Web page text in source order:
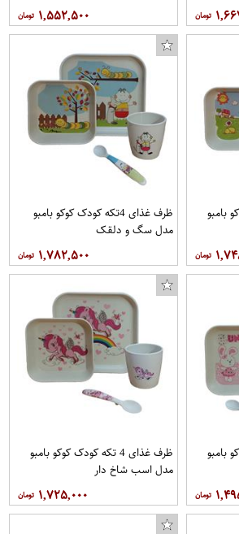
۱,۵۵۲,۵۰۰
بامبو
ظرف غذای 4تکه کودک کوکو بامبو
مدل سگ و دلقک
۱,۷۸۲,۵۰۰
بامبو
ظرف غذای 4 تکه کودک کوکو بامبو
مدل اسب شاخ دار
۱,۷۲۵,۰۰۰